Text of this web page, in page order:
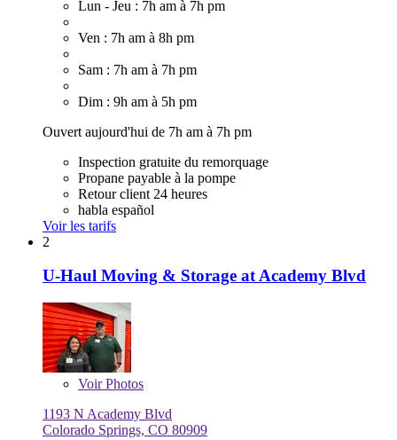
Lun - Jeu : 7h am à 7h pm
Ven : 7h am à 8h pm
Sam : 7h am à 7h pm
Dim : 9h am à 5h pm
Ouvert aujourd'hui de 7h am à 7h pm
Inspection gratuite du remorquage
Propane payable à la pompe
Retour client 24 heures
habla español
Voir les tarifs
2
U-Haul Moving & Storage at Academy Blvd
VoirPhotos
1193 N Academy Blvd
Colorado Springs, CO 80909